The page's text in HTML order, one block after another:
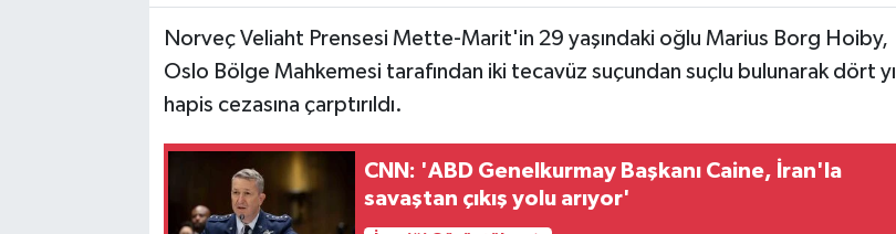
Norveç Veliaht Prensesi Mette-Marit'in 29 yaşındaki oğlu Marius Borg Hoiby,
Oslo Bölge Mahkemesi tarafından iki tecavüz suçundan suçlu bulunarak dört yıl
hapis cezasına çarptırıldı.
CNN: 'ABD Genelkurmay Başkanı Caine, İran'la
savaştan çıkış yolu arıyor'